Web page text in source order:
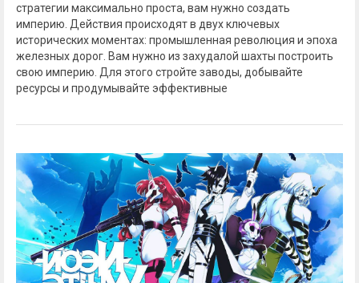
стратегии максимально проста, вам нужно создать
империю. Действия происходят в двух ключевых
исторических моментах: промышленная революция и эпоха
железных дорог. Вам нужно из захудалой шахты построить
свою империю. Для этого стройте заводы, добывайте
ресурсы и продумывайте эффективные